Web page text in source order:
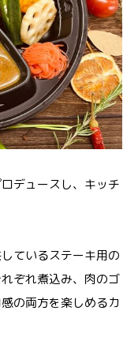
デュースし、キッチ
ているステーキ用の
ぞれ煮込み、肉のゴ
の両方を楽しめるカ